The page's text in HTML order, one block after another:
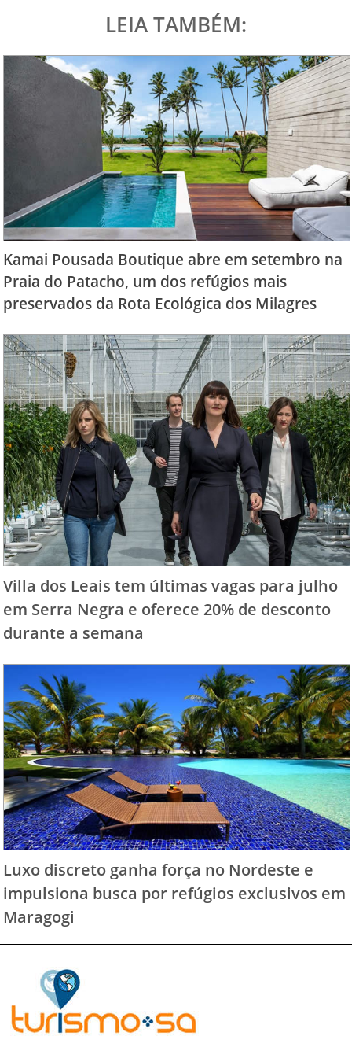
LEIA TAMBÉM:
Kamai Pousada Boutique abre em setembro na
Praia do Patacho, um dos refúgios mais
preservados da Rota Ecológica dos Milagres
Villa dos Leais tem últimas vagas para julho
em Serra Negra e oferece 20% de desconto
durante a semana
Luxo discreto ganha força no Nordeste e
impulsiona busca por refúgios exclusivos em
Maragogi